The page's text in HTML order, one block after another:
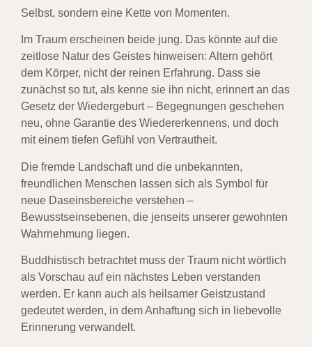
Selbst, sondern eine Kette von Momenten.
Im Traum erscheinen beide jung. Das könnte auf die
zeitlose Natur des Geistes hinweisen: Altern gehört
dem Körper, nicht der reinen Erfahrung. Dass sie
zunächst so tut, als kenne sie ihn nicht, erinnert an das
Gesetz der Wiedergeburt – Begegnungen geschehen
neu, ohne Garantie des Wiedererkennens, und doch
mit einem tiefen Gefühl von Vertrautheit.
Die fremde Landschaft und die unbekannten,
freundlichen Menschen lassen sich als Symbol für
neue Daseinsbereiche verstehen –
Bewusstseinsebenen, die jenseits unserer gewohnten
Wahrnehmung liegen.
Buddhistisch betrachtet muss der Traum nicht wörtlich
als Vorschau auf ein nächstes Leben verstanden
werden. Er kann auch als heilsamer Geistzustand
gedeutet werden, in dem Anhaftung sich in liebevolle
Erinnerung verwandelt.